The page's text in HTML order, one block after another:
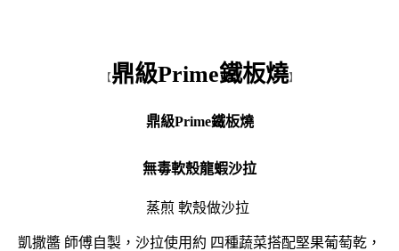
【鼎級Prime鐵板燒】
鼎級Prime鐵板燒
無毒軟殼龍蝦沙拉
蒸煎 軟殼做沙拉
凱撒醬 師傅自製，沙拉使用約 四種蔬菜搭配堅果葡萄乾，